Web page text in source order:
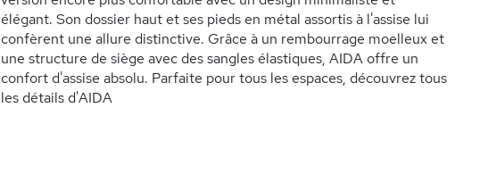
élégant. Son dossier haut et ses pieds en métal assortis à l'assise lui
confèrent une allure distinctive. Grâce à un rembourrage moelleux et
une structure de siège avec des sangles élastiques, AIDA offre un
confort d'assise absolu. Parfaite pour tous les espaces, découvrez tous
les détails d'AIDA